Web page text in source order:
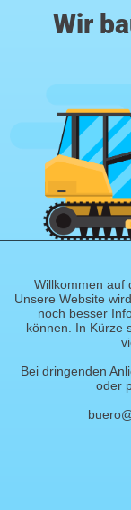
Wir
Willkommen auf
Unsere Website
noch besser
können. In Kürze
Bei dringenden
oder